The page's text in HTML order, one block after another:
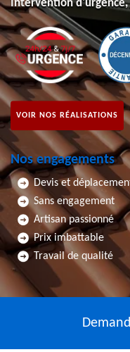
Intervention
VOIR NOS RÉALISATIONS
Nos engagements
Devis et
Sans engagement
Artisan passionné
Prix imbattable
Travail de qualité